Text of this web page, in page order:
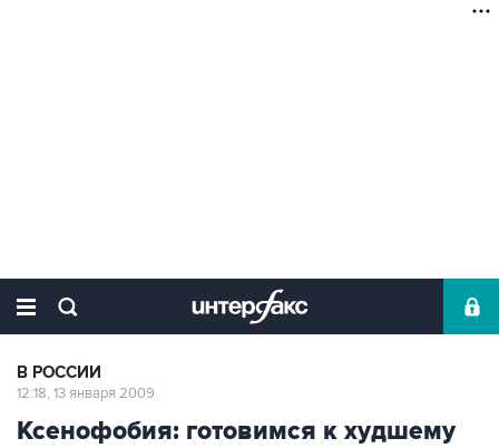
В РОССИИ
12:18, 13 января 2009
Ксенофобия: готовимся к худшему